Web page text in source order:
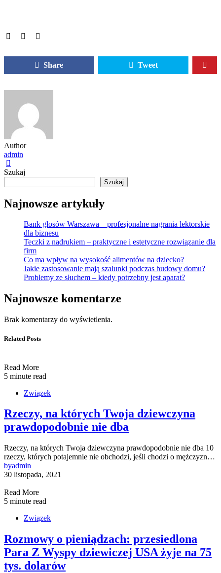
Share Tweet
Author
admin
Szukaj
Szukaj
Najnowsze artykuły
Bank głosów Warszawa – profesjonalne nagrania lektorskie
dla biznesu
Teczki z nadrukiem – praktyczne i estetyczne rozwiązanie dla
firm
Co ma wpływ na wysokość alimentów na dziecko?
Jakie zastosowanie mają szalunki podczas budowy domu?
Problemy ze słuchem – kiedy potrzebny jest aparat?
Najnowsze komentarze
Brak komentarzy do wyświetlenia.
Related Posts
Read More
5 minute read
Związek
Rzeczy, na których Twoja dziewczyna
prawdopodobnie nie dba
Rzeczy, na których Twoja dziewczyna prawdopodobnie nie dba 10
rzeczy, których potajemnie nie obchodzi, jeśli chodzi o mężczyzn…
byadmin
30 listopada, 2021
Read More
5 minute read
Związek
Rozmowy o pieniądzach: przesiedlona
Para Z Wyspy dziewiczej USA żyje na 75
tys. dolarów